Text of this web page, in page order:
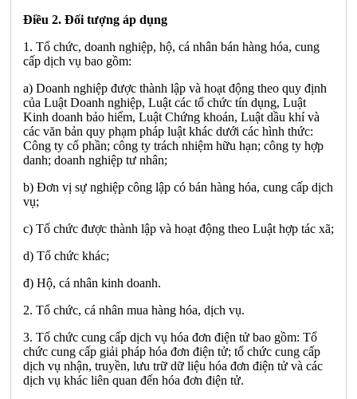
Điều 2. Đối tượng áp dụng
1. Tổ chức, doanh nghiệp, hộ, cá nhân bán hàng hóa, cung
cấp dịch vụ bao gồm:
a) Doanh nghiệp được thành lập và hoạt động theo quy định
của Luật Doanh nghiệp, Luật các tổ chức tín dụng, Luật
Kinh doanh bảo hiểm, Luật Chứng khoán, Luật dầu khí và
các văn bản quy phạm pháp luật khác dưới các hình thức:
Công ty cổ phần; công ty trách nhiệm hữu hạn; công ty hợp
danh; doanh nghiệp tư nhân;
b) Đơn vị sự nghiệp công lập có bán hàng hóa, cung cấp dịch
vụ;
c) Tổ chức được thành lập và hoạt động theo Luật hợp tác xã;
d) Tổ chức khác;
đ) Hộ, cá nhân kinh doanh.
2. Tổ chức, cá nhân mua hàng hóa, dịch vụ.
3. Tổ chức cung cấp dịch vụ hóa đơn điện tử bao gồm: Tổ
chức cung cấp giải pháp hóa đơn điện tử; tổ chức cung cấp
dịch vụ nhận, truyền, lưu trữ dữ liệu hóa đơn điện tử và các
dịch vụ khác liên quan đến hóa đơn điện tử.